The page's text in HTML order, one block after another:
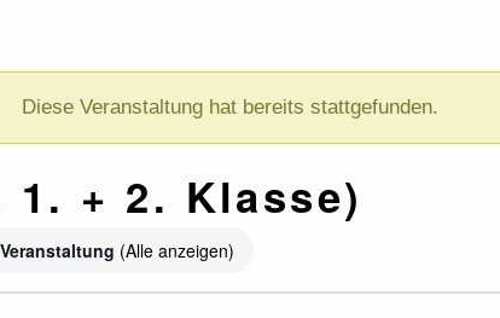
Diese Veranstaltung hat bereits stattgefunden.
+ 2. Klasse)
(Alle anzeigen)